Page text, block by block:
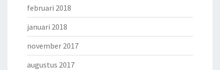
februari 2018
januari 2018
november 2017
augustus 2017